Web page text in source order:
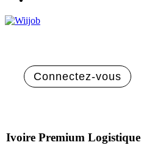
Connectez-vous
Ivoire Premium Logistique